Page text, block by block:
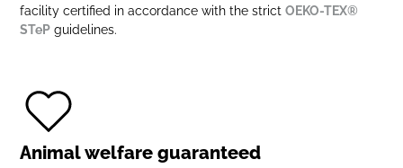
facility certified in accordance with the strictOEKO-TEX®
STeP guidelines.
Animal welfare guaranteed